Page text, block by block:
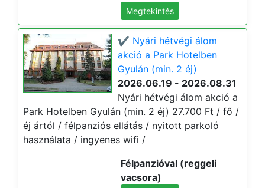
Megtekintés
✔️ Nyári hétvégi álom
akció a Park Hotelben
Gyulán (min. 2 éj)
2026.06.19 - 2026.08.31
Nyári hétvégi álom akció a
Park Hotelben Gyulán (min. 2 éj) 27.700 Ft / fő /
éj ártól / félpanziós ellátás / nyitott parkoló
használata / ingyenes wifi /
Félpanzióval (reggeli
vacsora)